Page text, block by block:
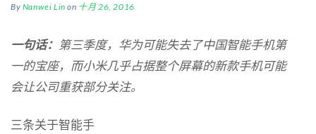
By Nanwei Lin on 十月 26, 2016
一句话： 第三季度，华为可能失去了中国智能手机第
一的宝座，而小米几乎占据整个屏幕的新款手机可能
会让公司重获部分关注。
三条关于智能手